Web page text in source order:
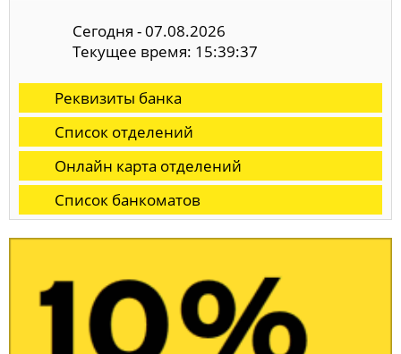
Сегодня - 07.08.2026
Текущее время: 15:39:38
Реквизиты банка
Список отделений
Онлайн карта отделений
Список банкоматов